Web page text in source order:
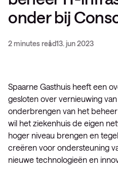
onder bij
2 minutes read13. jun 2023
Spaarne Gasthuis heeft een
gesloten over vernieuwing
onderbrengen van het
wil het ziekenhuis de eigen
hoger niveau brengen en
creëren voor ondersteuning
nieuwe technologieën en